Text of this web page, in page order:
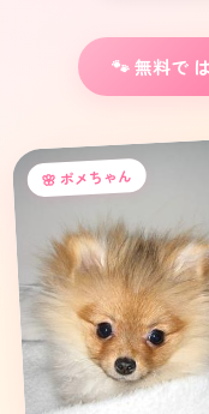
🐾
🐾 無料で
🌸 ポメちゃん